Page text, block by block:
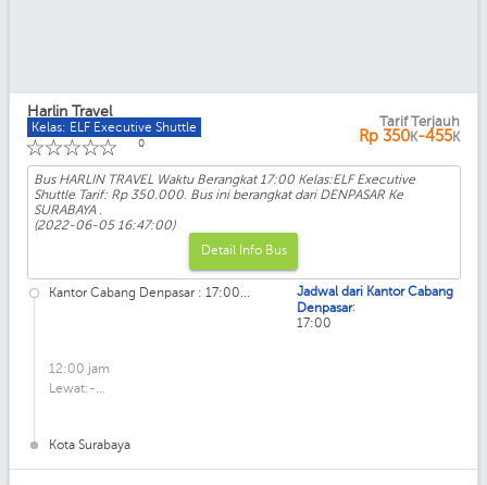
Harlin Travel
Kelas: ELF Executive Shuttle
☆
☆
☆
☆
☆ 0
Tarif Terjauh
Rp 350K-455K
Bus HARLIN TRAVEL Waktu Berangkat 17:00 Kelas:ELF Executive
Shuttle Tarif: Rp 350.000. Bus ini berangkat dari DENPASAR Ke
SURABAYA .
(2022-06-05 16:47:00)
Detail Info Bus
Kantor Cabang Denpasar : 17:00...
12:00 jam
Lewat:-...
Kota Surabaya
Jadwal dari Kantor Cabang
Denpasar:
17:00